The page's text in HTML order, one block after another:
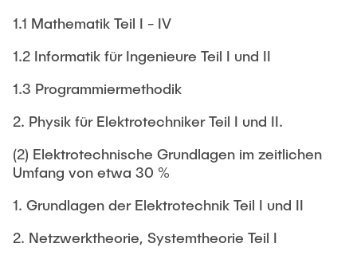
1.1 Mathematik Teil I - IV
1.2 Informatik für Ingenieure Teil I und II
1.3 Programmiermethodik
2. Physik für Elektrotechniker Teil I und II.
(2) Elektrotechnische Grundlagen im zeitlichen
Umfang von etwa 30 %
1. Grundlagen der Elektrotechnik Teil I und II
2. Netzwerktheorie, Systemtheorie Teil I